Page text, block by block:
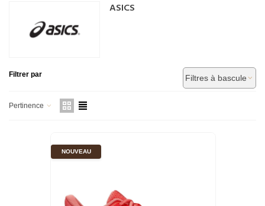
ASICS
Filtrer par Filtres à bascule
Pertinence
NOUVEAU